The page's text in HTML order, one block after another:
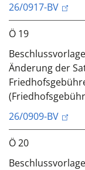
26/0917-BV
Ö 19
Änderung der
26/0909-BV
Ö 20